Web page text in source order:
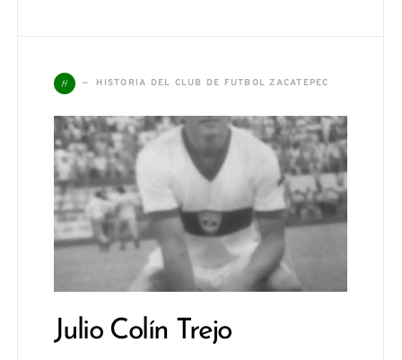
H HISTORIA DEL CLUB DE FUTBOL ZACATEPEC
Julio Colín Trejo